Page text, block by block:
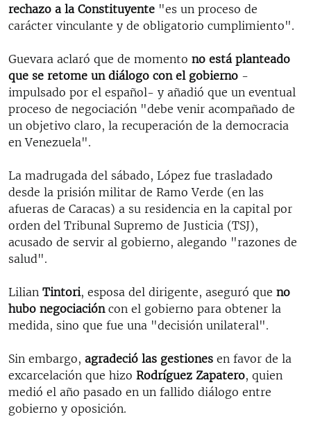
rechazo a la Constituyente "es un proceso de
carácter vinculante y de obligatorio cumplimiento".
Guevara aclaró que de momento no está planteado
que se retome un diálogo con el gobierno -
impulsado por el español- y añadió que un eventual
proceso de negociación "debe venir acompañado de
un objetivo claro, la recuperación de la democracia
en Venezuela".
La madrugada del sábado, López fue trasladado
desde la prisión militar de Ramo Verde (en las
afueras de Caracas) a su residencia en la capital por
orden del Tribunal Supremo de Justicia (TSJ),
acusado de servir al gobierno, alegando "razones de
salud".
Lilian Tintori, esposa del dirigente, aseguró que no
hubo negociacióncon el gobierno para obtener la
medida, sino que fue una "decisión unilateral".
Sin embargo, agradeció las gestiones en favor de la
excarcelación que hizo Rodríguez Zapatero, quien
medió el año pasado en un fallido diálogo entre
gobierno y oposición.